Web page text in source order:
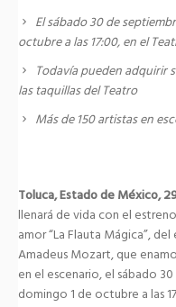
El sábado 30 de
octubre a las 17:00, en el
Todavía pueden adquirir
las taquillas del Teatro
Más de 150 artistas en
Toluca, Estado de México,
llenará de vida con el
amor “La Flauta Mágica”,
Amadeus Mozart, que
en el escenario, el sábado
domingo 1 de octubre a las